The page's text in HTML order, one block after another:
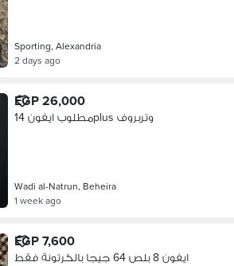
Sporting, Alexandria
2 days ago
EGP 26,000
مطلوب ايفون 14plus وتربروف
Wadi al-Natrun, Beheira
1 week ago
EGP 7,600
ايفون 8 بلص 64 جيجا بالكرتونة فقط